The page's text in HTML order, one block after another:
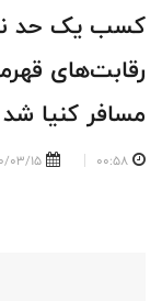
-
کسب یک حد
رقابت‌های
مسافر کنیا شد
00:58
03/15